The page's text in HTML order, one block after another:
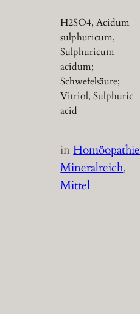
H2SO4, Acidum
sulphuricum,
Sulphuricum
acidum;
Schwefelsäure;
Vitriol, Sulphuric
acid
inHomöopathie
Mineralreich
Mittel